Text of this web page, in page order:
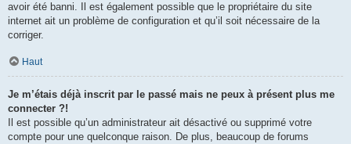
avoir été banni. Il est également possible que le propriétaire du site
internet ait un problème de configuration et qu’il soit nécessaire de la
corriger.
Haut
Je m’étais déjà inscrit par le passé mais ne peux à présent plus me
connecter ?!
Il est possible qu’un administrateur ait désactivé ou supprimé votre
compte pour une quelconque raison. De plus, beaucoup de forums